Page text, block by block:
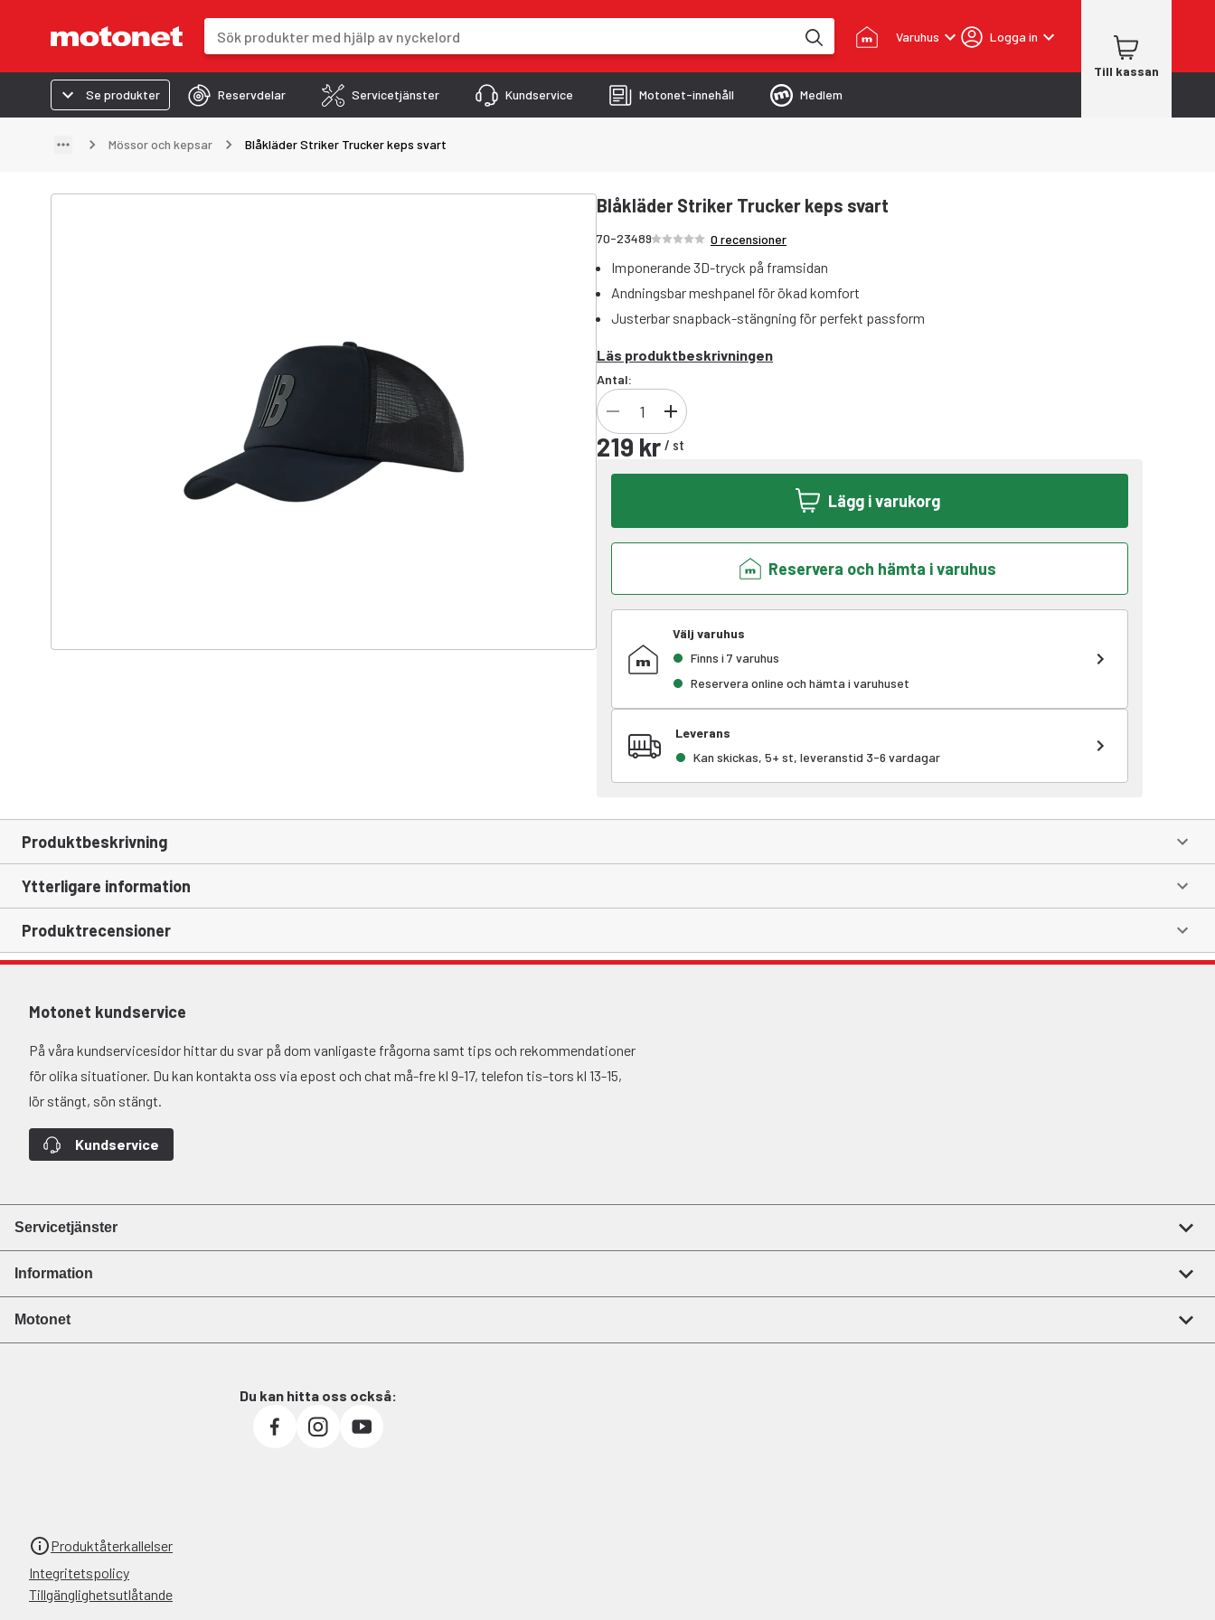
Varuhus Logga in
Till kassan
Se produkter
Reservdelar Servicetjänster Kundservice Motonet-innehåll Medlem
Mössor och kepsar Blåkläder Striker Trucker keps svart
Blåkläder Striker Trucker keps svart
70-23489Betyg /5 stjärnor
0 recensioner
Imponerande 3D-tryck på framsidan
Andningsbar meshpanel för ökad komfort
Justerbar snapback-stängning för perfekt passform
Läs produktbeskrivningen
Antal:
219 kr / st
Lägg i varukorg
Reservera och hämta i varuhus
Välj varuhus
Finns i 7 varuhus
Reservera online och hämta i varuhuset
Leverans
Kan skickas, 5+ st, leveranstid 3-6 vardagar
Produktbeskrivning
Ytterligare information
Produktrecensioner
Motonet kundservice
På våra kundservicesidor hittar du svar på dom vanligaste frågorna samt tips och rekommendationer
för olika situationer. Du kan kontakta oss via epost och chat må-fre kl 9-17, telefon tis–tors kl 13-15,
lör stängt, sön stängt.
Kundservice
Servicetjänster
Information
Motonet
Du kan hitta oss också:
Produktåterkallelser
Integritetspolicy
Tillgänglighetsutlåtande